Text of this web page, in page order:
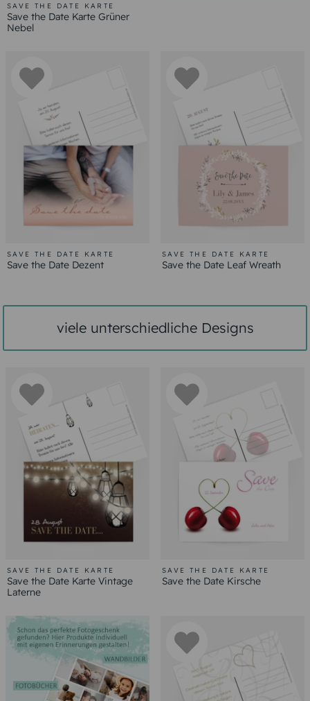
SAVE THE DATE KARTE
Save the Date Karte Grüner
Nebel
SAVE THE DATE KARTE
Save the Date Dezent
SAVE THE DATE KARTE
Save the Date Leaf Wreath
viele unterschiedliche Designs
SAVE THE DATE KARTE
Save the Date Karte Vintage
Laterne
SAVE THE DATE KARTE
Save the Date Kirsche